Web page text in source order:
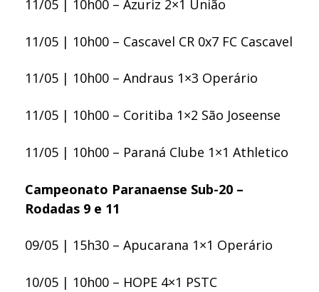
11/05 | 10h00 – Azuriz 2×1 União
11/05 | 10h00 – Cascavel CR 0x7 FC Cascavel
11/05 | 10h00 – Andraus 1×3 Operário
11/05 | 10h00 – Coritiba 1×2 São Joseense
11/05 | 10h00 – Paraná Clube 1×1 Athletico
Campeonato Paranaense Sub-20 –
Rodadas 9 e 11
09/05 | 15h30 – Apucarana 1×1 Operário
10/05 | 10h00 – HOPE 4×1 PSTC